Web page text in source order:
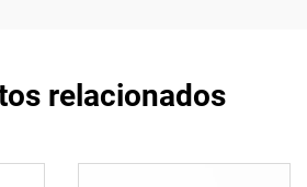
relacionados